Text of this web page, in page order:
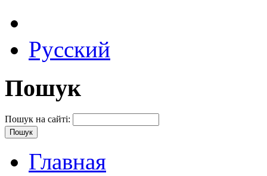
Русский
Пошук
Пошук на сайті:
Главная